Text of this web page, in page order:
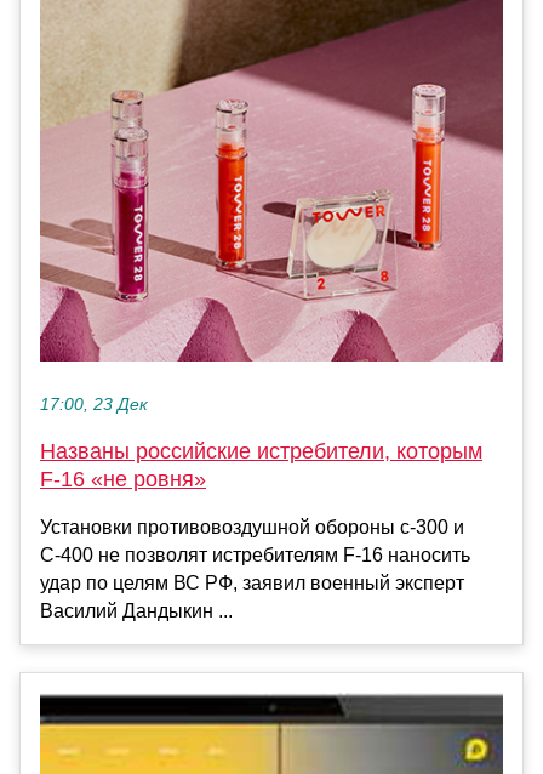
17:00, 23 Дек
Названы российские истребители, которым
F-16 «не ровня»
Установки противовоздушной обороны с-300 и
С-400 не позволят истребителям F-16 наносить
удар по целям ВС РФ, заявил военный эксперт
Василий Дандыкин ...